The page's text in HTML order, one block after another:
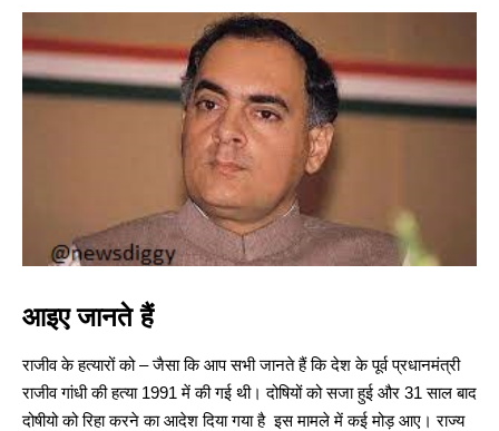
आइए जानते हैं
राजीव के हत्यारों को – जैसा कि आप सभी जानते हैं कि देश के पूर्व प्रधानमंत्री
राजीव गांधी की हत्या 1991 में की गई थी। दोषियों को सजा हुई और 31 साल बाद
दोषीयो को रिहा करने का आदेश दिया गया है इस मामले में कई मोड़ आए। राज्य